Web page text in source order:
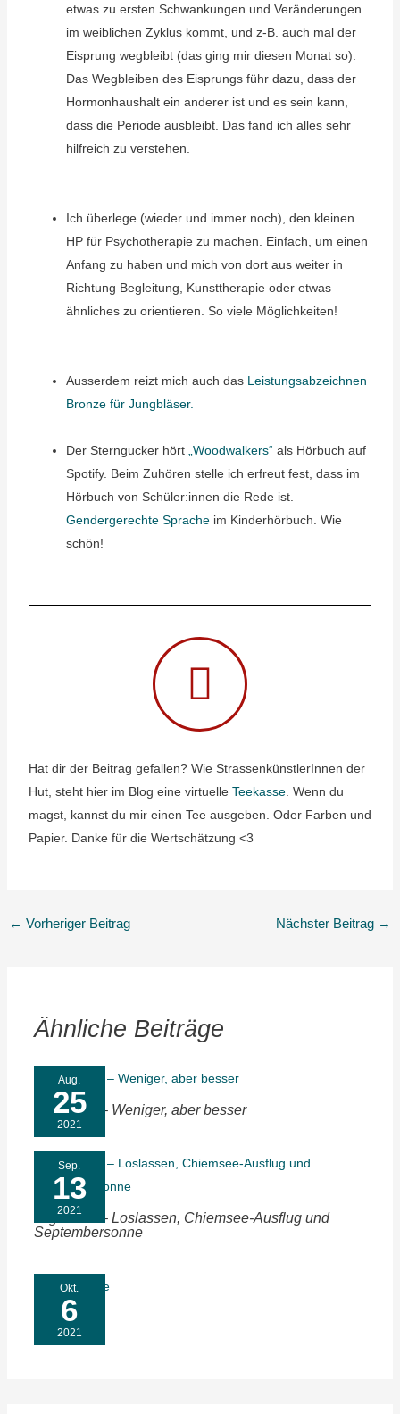
etwas zu ersten Schwankungen und Veränderungen
im weiblichen Zyklus kommt, und z-B. auch mal der
Eisprung wegbleibt (das ging mir diesen Monat so).
Das Wegbleiben des Eisprungs führ dazu, dass der
Hormonhaushalt ein anderer ist und es sein kann,
dass die Periode ausbleibt. Das fand ich alles sehr
hilfreich zu verstehen.
Ich überlege (wieder und immer noch), den kleinen
HP für Psychotherapie zu machen. Einfach, um einen
Anfang zu haben und mich von dort aus weiter in
Richtung Begleitung, Kunsttherapie oder etwas
ähnliches zu orientieren. So viele Möglichkeiten!
Ausserdem reizt mich auch das Leistungsabzeichnen
Bronze für Jungbläser.
Der Sterngucker hört „Woodwalkers“als Hörbuch auf
Spotify. Beim Zuhören stelle ich erfreut fest, dass im
Hörbuch von Schüler:innen die Rede ist.
Gendergerechte Spracheim Kinderhörbuch. Wie
schön!
Hat dir der Beitrag gefallen? Wie StrassenkünstlerInnen der
Hut, steht hier im Blog eine virtuelle Teekasse. Wenn du
magst, kannst du mir einen Tee ausgeben. Oder Farben und
Papier. Danke für die Wertschätzung <3
← Vorheriger Beitrag Nächster Beitrag →
Ähnliche Beiträge
Aug.
25
2021
Tagebuch – Weniger, aber besser
Sep.
13
2021
Tagebuch – Loslassen, Chiemsee-Ausflug und
Septembersonne
Okt.
6
2021
In die Stille